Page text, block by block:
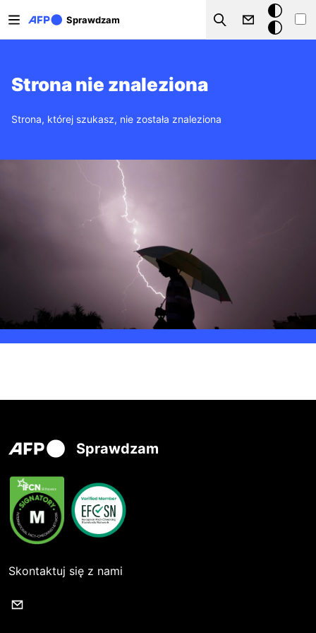
Sprawdzam
Szukaj
Tryb
ciemny
Strona nie znaleziona
Strona, której szukasz, nie została znaleziona
Sprawdzam
Skontaktuj się z nami